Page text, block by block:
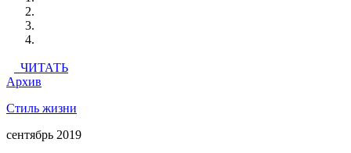
ЧИТАТЬ
Архив
Стиль жизни
сентябрь 2019